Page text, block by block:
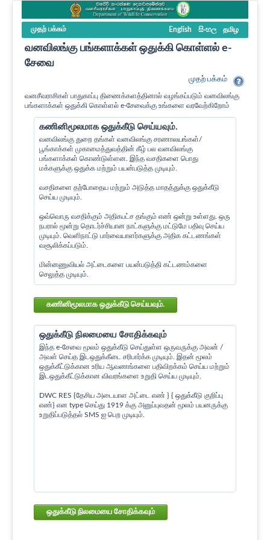
முதற் பக்கம் English සිංහල தமிழ
வனவிலங்கு பங்களாக்கள் ஒதுக்கி கொள்ளல் e-
சேவை
முதற் பக்கம்
வனசீவராசிகள் பாதுகாப்பு திணைக்களத்தினால் வழங்கப்படும் வனவிலங்கு
பங்களாக்கள் ஒதுக்கி கொள்ளல் e-சேவைக்கு உங்களை வரவேற்கிறோம்
கணினிமூலமாக ஒதுக்கீடு செய்யவும்.
வனவிலங்கு துறை தங்கள் வனவிலங்கு சரணாலயங்கள்/
பூங்காக்கள் முகாமைத்துவத்தின் கீழ் பல வனவிலங்கு
பங்களாக்கள் கொண்டுள்ளன. இந்த வசதிகளை பொது
மக்களுக்கு ஒதுக்க மற்றும் பயன்படுத்த முடியும்.
வசதிகளை தற்போதைய மற்றும் அடுத்த மாதத்துக்கு ஒதுக்கீடு
செய்ய முடியும்.
ஒவ்வொரு வசதிக்கும் அதிகபட்ச தங்கும் எண் ஒன்று உள்ளது. ஒரு
நபரால் மூன்று தொடர்ச்சியான நாட்களுக்கு மட்டுமே பதிவு செய்ய
முடியும். வெளிநாட்டு பார்வையாளர்களுக்கு அதிக கட்டணங்கள்
வசூலிக்கப்படும்.
மின்னணுவியல் அட்டைகளை பயன்படுத்தி கட்டணம்களை
செலுத்த முடியும்.
கணினிமூலமாக ஒதுக்கீடு செய்யவும்.
ஒதுக்கீடு நிலமையை சோதிக்கவும்
இந்த e-சேவை மூலம் ஒதுக்கீடு செய்துள்ள ஒருவருக்கு அவன் /
அவள் செய்த இடஒதுக்கீடை சரிபார்க்க முடியும். இதன் மூலம்
ஒதுக்கீட்டுக்கான உரிய ஆவணங்களை பதிவிறக்கம் செய்ய மற்றும்
இடஒதுக்கீட்டுக்கான விவரங்களை உறுதி செய்ய முடியும்.
DWC RES {தேசிய அடையாள அட்டை எண் } { ஒதுக்கீடு குறிப்பு
எண்} என type செய்து 1919 க்கு அனுப்புவதன் மூலம் பயனருக்கு
உறுதிப்படுத்தல் SMS ஐ பெற முடியும்.
ஒதுக்கீடு நிலமையை சோதிக்கவும்